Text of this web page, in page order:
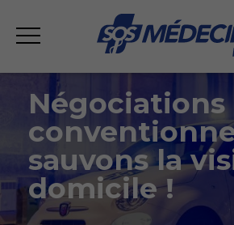
Négociations
sauvons la
domicile !